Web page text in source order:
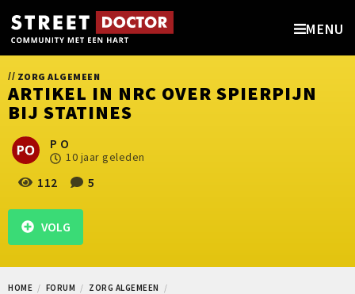
MENU
// ZORG ALGEMEEN
ARTIKEL IN NRC OVER SPIERPIJN
BIJ STATINES
P O
10 jaar geleden
112 5
VOLG
HOME FORUM
ZORG ALGEMEEN